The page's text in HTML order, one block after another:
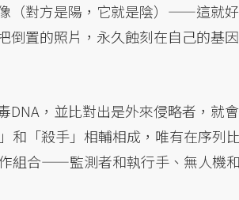
（對方是陽，它就是陰）——這就好
倒置的照片，永久蝕刻在自己的基因
DNA，並比對出是外來侵略者，就會
和「殺手」相輔相成，唯有在序列
組合——監測者和執行手、無人機